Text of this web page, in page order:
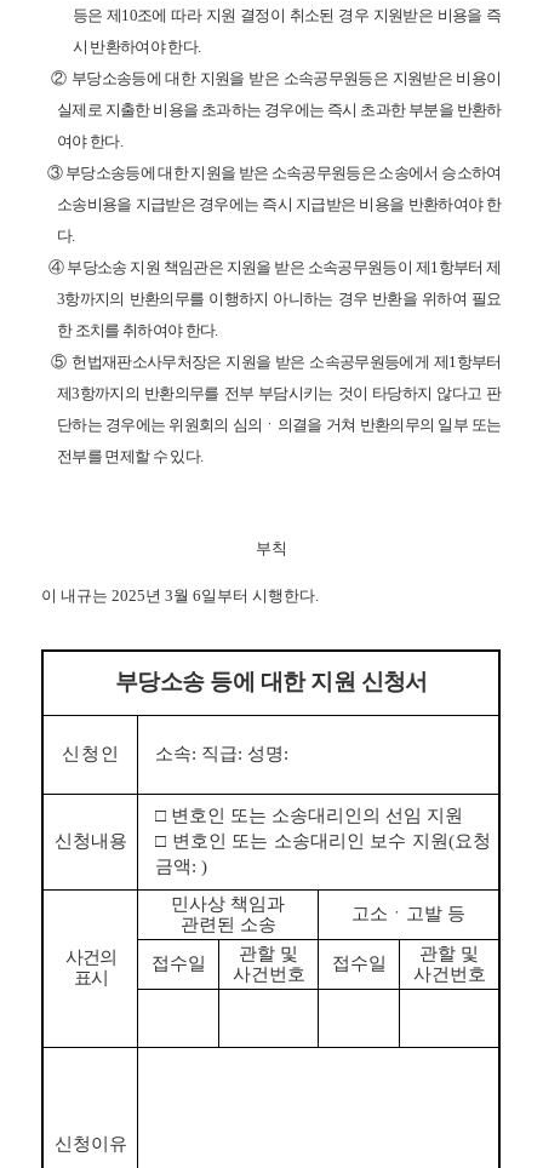
등은 제10조에 따라 지원 결정이 취소된 경우 지원받은 비용을 즉
시 반환하여야 한다.
② 부당소송등에 대한 지원을 받은 소속공무원등은 지원받은 비용이
실제로 지출한 비용을 초과하는 경우에는 즉시 초과한 부분을 반환하
여야 한다.
③ 부당소송등에 대한 지원을 받은 소속공무원등은 소송에서 승소하여
소송비용을 지급받은 경우에는 즉시 지급받은 비용을 반환하여야 한
다.
④ 부당소송 지원 책임관은 지원을 받은 소속공무원등이 제1항부터 제
3항까지의 반환의무를 이행하지 아니하는 경우 반환을 위하여 필요
한 조치를 취하여야 한다.
⑤ 헌법재판소사무처장은 지원을 받은 소속공무원등에게 제1항부터
제3항까지의 반환의무를 전부 부담시키는 것이 타당하지 않다고 판
단하는 경우에는 위원회의 심의 ㆍ 의결을 거쳐 반환의무의 일부 또는
전부를 면제할 수 있다.
부칙
이 내규는2025년3월6일부터 시행한다.
부당소송 등에 대한 지원 신청서
신청인 소속: 직급: 성명:
신청내용
□ 변호인 또는 소송대리인의 선임 지원
□ 변호인 또는 소송대리인 보수 지원(요청
금액: )
사건의
표시
민사상 책임과
관련된 소송
고소 ㆍ 고발 등
접수일
관할 및
사건번호
접수일
관할 및
사건번호
신청이유